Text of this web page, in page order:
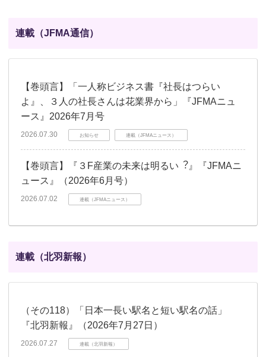
連載（JFMA通信）
【巻頭言】「一人称ビジネス書『社長はつらい
よ』、３人の社長さんは花業界から」『JFMAニュ
ース』2026年7月号
2026.07.30 お知らせ 連載（JFMAニュース）
【巻頭言】『３F産業の未来は明るい︖』『JFMAニ
ュース』（2026年6月号）
2026.07.02 連載（JFMAニュース）
連載（北羽新報）
（その118）「日本一長い駅名と短い駅名の話」
『北羽新報』（2026年7月27日）
2026.07.27 連載（北羽新報）